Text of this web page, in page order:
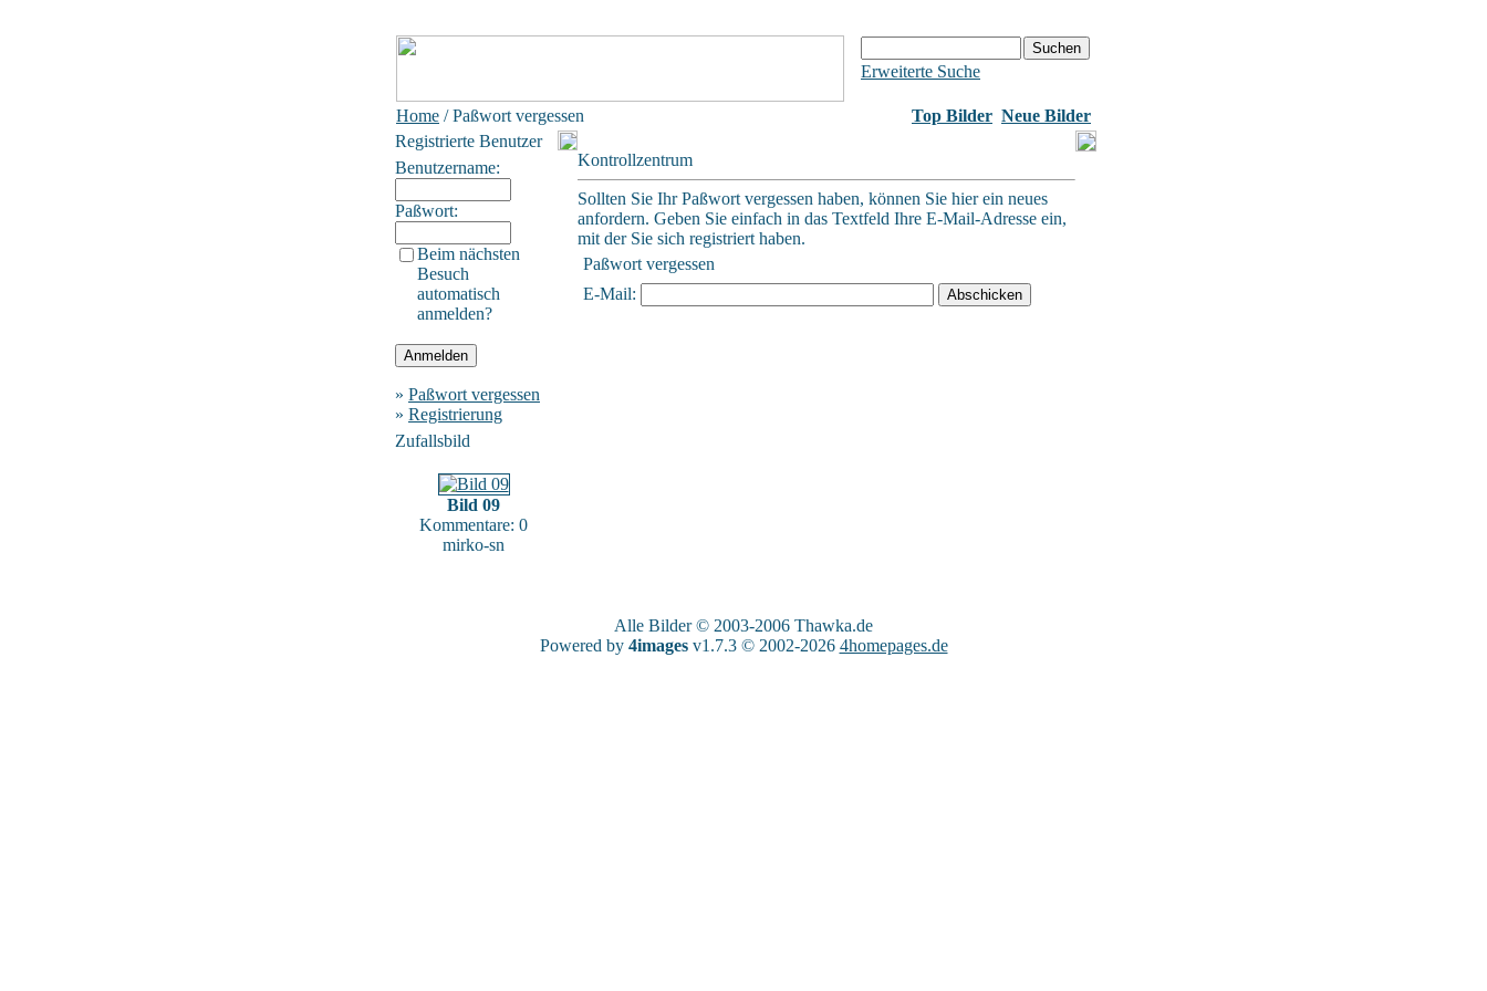
Erweiterte Suche
Home / Paßwort vergessen Top Bilder Neue Bilder
Registrierte Benutzer
Benutzername:
Paßwort:
Beim nächsten
Besuch
automatisch
anmelden?
» Paßwort vergessen
» Registrierung
Zufallsbild
Bild 09
Kommentare: 0
mirko-sn
Kontrollzentrum
Sollten Sie Ihr Paßwort vergessen haben, können Sie hier ein neues
anfordern. Geben Sie einfach in das Textfeld Ihre E-Mail-Adresse ein,
mit der Sie sich registriert haben.
Paßwort vergessen
E-Mail:
Alle Bilder © 2003-2006 Thawka.de
Powered by 4imagesv1.7.3 © 2002-2026 4homepages.de